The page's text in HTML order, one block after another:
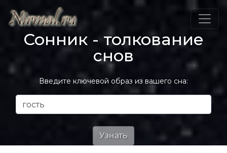
Сонник - толкование
снов
Введите ключевой образ из вашего сна: